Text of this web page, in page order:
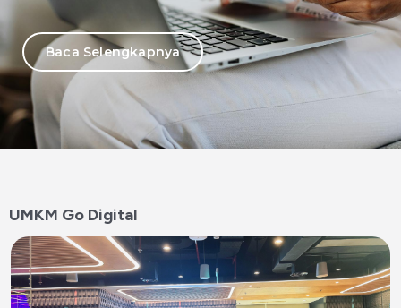
Baca Selengkapnya
UMKM Go Digital